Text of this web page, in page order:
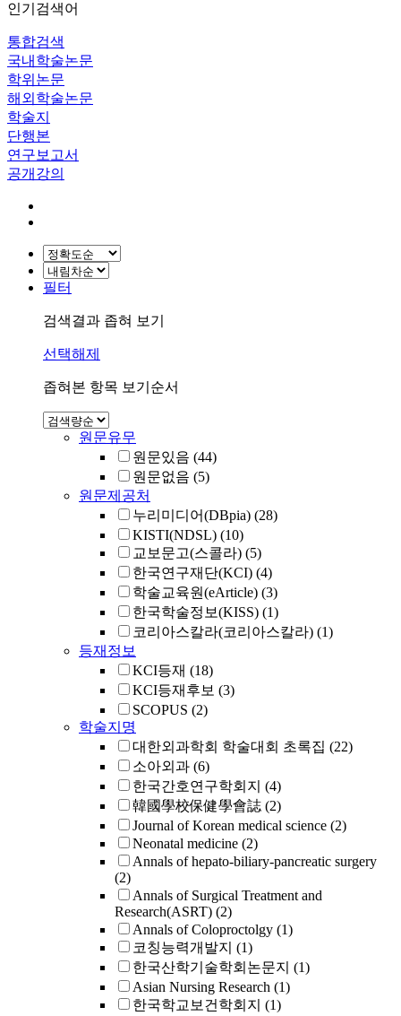
인기검색어
통합검색
국내학술논문
학위논문
해외학술논문
학술지
단행본
연구보고서
공개강의
필터
검색결과 좁혀 보기
선택해제
좁혀본 항목 보기순서
원문유무
원문있음 (44)
원문없음 (5)
원문제공처
누리미디어(DBpia) (28)
KISTI(NDSL) (10)
교보문고(스콜라) (5)
한국연구재단(KCI) (4)
학술교육원(eArticle) (3)
한국학술정보(KISS) (1)
코리아스칼라(코리아스칼라) (1)
등재정보
KCI등재 (18)
KCI등재후보 (3)
SCOPUS (2)
학술지명
대한외과학회 학술대회 초록집 (22)
소아외과 (6)
한국간호연구학회지 (4)
韓國學校保健學會誌 (2)
Journal of Korean medical science (2)
Neonatal medicine (2)
Annals of hepato-biliary-pancreatic surgery
(2)
Annals of Surgical Treatment and
Research(ASRT) (2)
Annals of Coloproctolgy (1)
코칭능력개발지 (1)
한국산학기술학회논문지 (1)
Asian Nursing Research (1)
한국학교보건학회지 (1)